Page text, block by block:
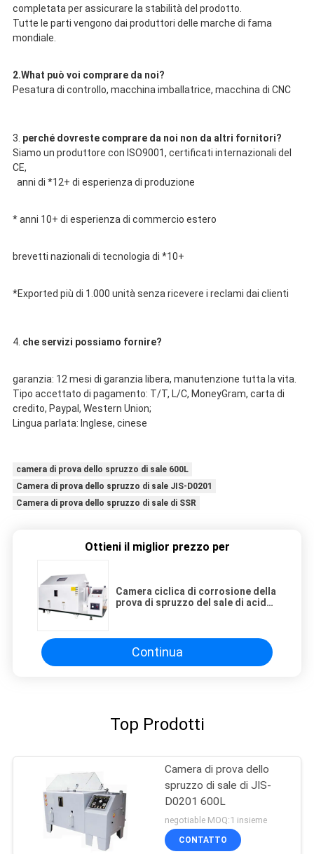
completata per assicurare la stabilità del prodotto.
Tutte le parti vengono dai produttori delle marche di fama
mondiale.
2.What può voi comprare da noi?
Pesatura di controllo, macchina imballatrice, macchina di CNC
3. perché dovreste comprare da noi non da altri fornitori?
Siamo un produttore con ISO9001, certificati internazionali del
CE,
anni di *12+ di esperienza di produzione
* anni 10+ di esperienza di commercio estero
brevetti nazionali di tecnologia di *10+
*Exported più di 1.000 unità senza ricevere i reclami dai clienti
4. che servizi possiamo fornire?
garanzia: 12 mesi di garanzia libera, manutenzione tutta la vita.
Tipo accettato di pagamento: T/T, L/C, MoneyGram, carta di
credito, Paypal, Western Union;
Lingua parlata: Inglese, cinese
camera di prova dello spruzzo di sale 600L
Camera di prova dello spruzzo di sale JIS-D0201
Camera di prova dello spruzzo di sale di SSR
Ottieni il miglior prezzo per
Camera ciclica di corrosione della
prova di spruzzo del sale di acido
Continua
Top Prodotti
Camera di prova dello
spruzzo di sale di JIS-
D0201 600L
negotiable MOQ:1 insieme
CONTATTO